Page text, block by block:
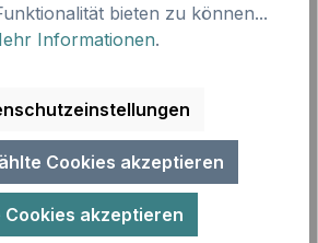
Für mehr Hygiene, um
bieten zu können...
Informationen.
Cookies akzeptieren
Cookies akzeptieren